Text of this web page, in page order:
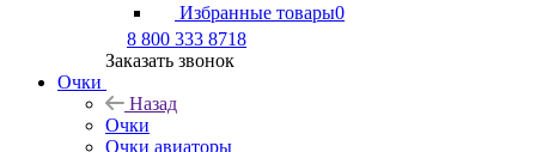
Избранные товары0
8 800 333 8718
Заказать звонок
Очки
Назад
Очки
Очки авиаторы